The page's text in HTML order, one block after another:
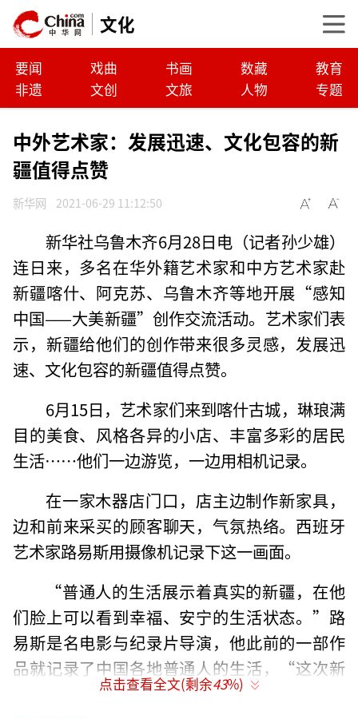
文化
要闻 戏曲 书画 数藏
教育
非遗
文创 文旅 人物 专题
中外艺术家：发展迅速、文化包容的新
疆值得点赞
新华网 2021-06-29 11:12:50
新华社乌鲁木齐6月28日电（记者孙少雄）
连日来，多名在华外籍艺术家和中方艺术家赴
新疆喀什、阿克苏、乌鲁木齐等地开展“感知
中国——大美新疆”创作交流活动。艺术家们表
示，新疆给他们的创作带来很多灵感，发展迅
速、文化包容的新疆值得点赞。
6月15日，艺术家们来到喀什古城，琳琅满
目的美食、风格各异的小店、丰富多彩的居民
生活……他们一边游览，一边用相机记录。
在一家木器店门口，店主边制作新家具，
边和前来采买的顾客聊天，气氛热络。西班牙
艺术家路易斯用摄像机记录下这一画面。
“普通人的生活展示着真实的新疆，在他
们脸上可以看到幸福、安宁的生活状态。”路
易斯是名电影与纪录片导演，他此前的一部作
品就记录了中国各地普通人的生活，“这次新
疆之行会给后续创作积累丰富素材。”
点击查看全文(剩余43%)